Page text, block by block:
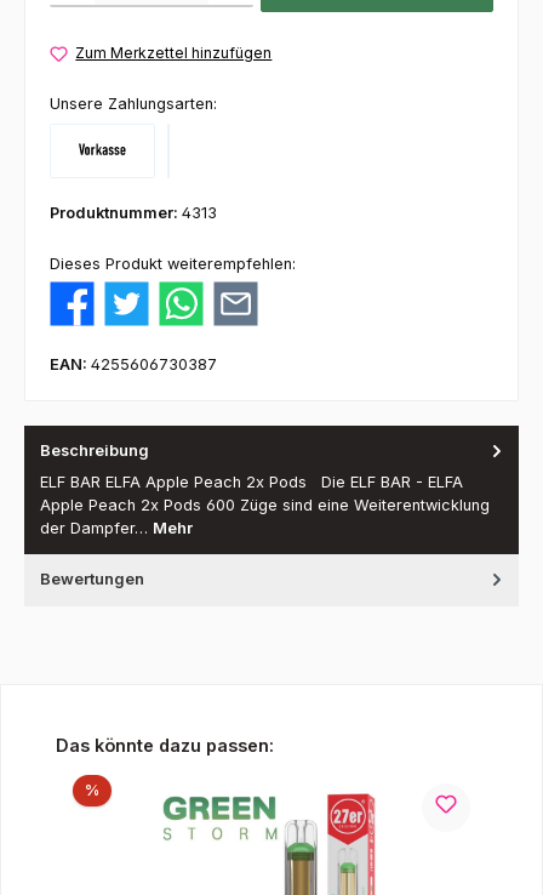
Zum Merkzettel hinzufügen
Unsere Zahlungsarten:
Produktnummer: 4313
Dieses Produkt weiterempfehlen:
EAN: 4255606730387
Beschreibung
ELF BAR ELFA Apple Peach 2x Pods Die ELF BAR - ELFA
Apple Peach 2x Pods 600 Züge sind eine Weiterentwicklung
der Dampfer… Mehr
Bewertungen
Produktgalerie überspringen
Das könnte dazu passen:
%Rabatt